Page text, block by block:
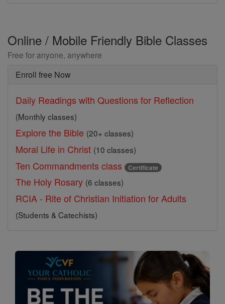
Online / Mobile Friendly Bible Classes
Free for anyone, anywhere
Enroll free Now
Daily Readings with Questions for Reflection
(Monthly classes)
Explore the Bible (20+ classes)
Moral Life in Christ (10 classes)
Ten Commandments class Certificate
The Holy Rosary (6 classes)
RCIA - Rite of Christian Initiation for Adults
(Students & Catechists)